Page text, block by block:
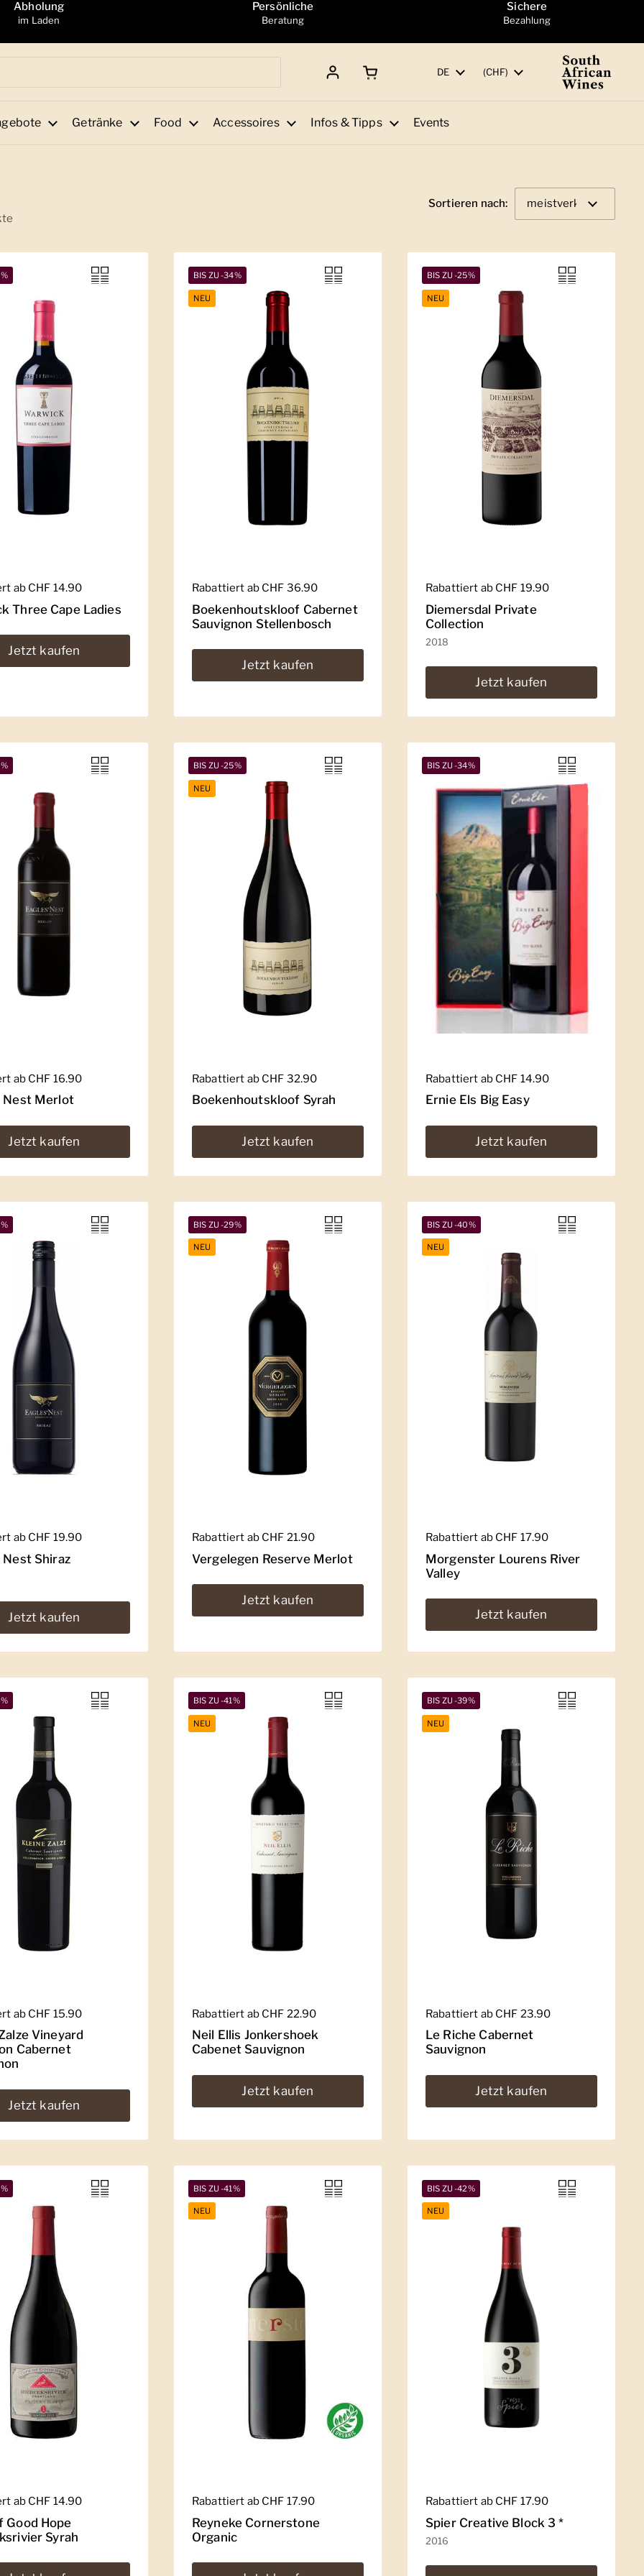
Abholung
im Laden
Persönliche
Beratung
Sichere
Bezahlung
Sprache
DE Land/Region
(CHF)
Getränke Food Accessoires Infos & Tipps Events
Sortieren nach:
Preis
ab CHF 14.90
Three Cape Ladies
Jetzt kaufen
Regulärer Preis
Rabattiert ab CHF 36.90
Boekenhoutskloof Cabernet
Sauvignon Stellenbosch
Jetzt kaufen
BIS ZU -34%
NEU
Regulärer Preis
Rabattiert ab CHF 19.90
Diemersdal Private
Collection
2018
Jetzt kaufen
BIS ZU -25%
NEU
Preis
ab CHF 16.90
Nest Merlot
Jetzt kaufen
Regulärer Preis
Rabattiert ab CHF 32.90
Boekenhoutskloof Syrah
Jetzt kaufen
BIS ZU -25%
NEU
Regulärer Preis
Rabattiert ab CHF 14.90
Ernie Els Big Easy
Jetzt kaufen
BIS ZU -34%
Preis
ab CHF 19.90
Nest Shiraz
Jetzt kaufen
Regulärer Preis
Rabattiert ab CHF 21.90
Vergelegen Reserve Merlot
Jetzt kaufen
BIS ZU -29%
NEU
Regulärer Preis
Rabattiert ab CHF 17.90
Morgenster Lourens River
Valley
Jetzt kaufen
BIS ZU -40%
NEU
Preis
ab CHF 15.90
Vineyard
Cabernet
Jetzt kaufen
Regulärer Preis
Rabattiert ab CHF 22.90
Neil Ellis Jonkershoek
Cabenet Sauvignon
Jetzt kaufen
BIS ZU -41%
NEU
Regulärer Preis
Rabattiert ab CHF 23.90
Le Riche Cabernet
Sauvignon
Jetzt kaufen
BIS ZU -39%
NEU
Preis
ab CHF 14.90
Good Hope
Syrah
Regulärer Preis
Rabattiert ab CHF 17.90
Reyneke Cornerstone
Organic
BIS ZU -41%
NEU
Regulärer Preis
Rabattiert ab CHF 17.90
Spier Creative Block 3 *
2016
BIS ZU -42%
NEU